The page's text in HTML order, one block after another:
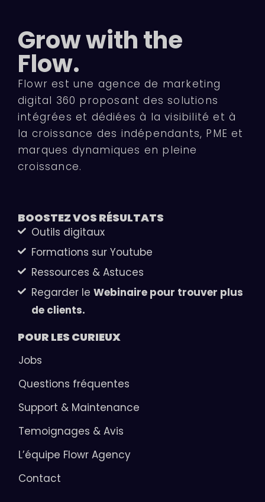
Grow with the
Flow.
Flowr est une agence de marketing
digital 360 proposant des solutions
intégrées et dédiées à la visibilité et à
la croissance des indépendants, PME et
marques dynamiques en pleine
croissance.
POUR LES CURIEUX
Jobs
Questions fréquentes
Support & Maintenance
Temoignages & Avis
L’équipe Flowr Agency
Contact
BOOSTEZ VOS RÉSULTATS
Outils digitaux
Formations sur Youtube
Ressources & Astuces
Regarder le Webinaire pour trouver plus
de clients.